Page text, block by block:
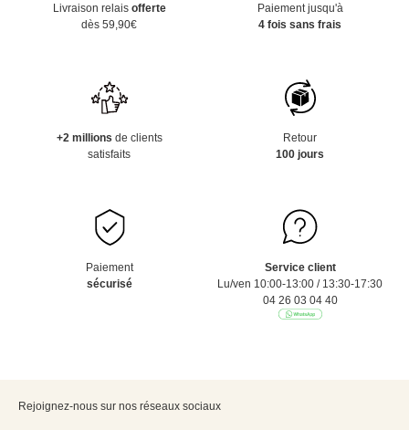
Livraison relais offerte
dès 59,90€
Paiement jusqu'à
4 fois sans frais
+2 millions de clients
satisfaits
Retour
100 jours
Paiement
sécurisé
Service client
Lu/ven 10:00-13:00 / 13:30-17:30
04 26 03 04 40
Rejoignez-nous sur nos réseaux sociaux